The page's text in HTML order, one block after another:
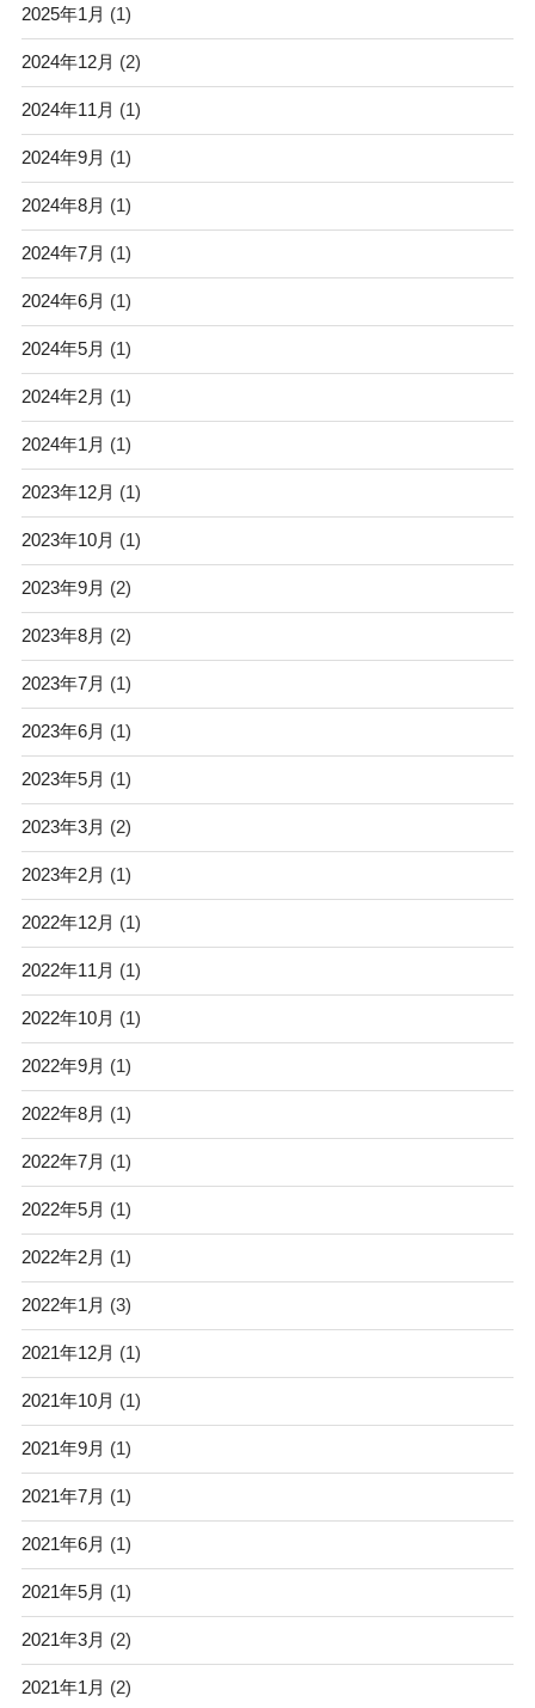
2025年1月 (1)
2024年12月 (2)
2024年11月 (1)
2024年9月 (1)
2024年8月 (1)
2024年7月 (1)
2024年6月 (1)
2024年5月 (1)
2024年2月 (1)
2024年1月 (1)
2023年12月 (1)
2023年10月 (1)
2023年9月 (2)
2023年8月 (2)
2023年7月 (1)
2023年6月 (1)
2023年5月 (1)
2023年3月 (2)
2023年2月 (1)
2022年12月 (1)
2022年11月 (1)
2022年10月 (1)
2022年9月 (1)
2022年8月 (1)
2022年7月 (1)
2022年5月 (1)
2022年2月 (1)
2022年1月 (3)
2021年12月 (1)
2021年10月 (1)
2021年9月 (1)
2021年7月 (1)
2021年6月 (1)
2021年5月 (1)
2021年3月 (2)
2021年1月 (2)